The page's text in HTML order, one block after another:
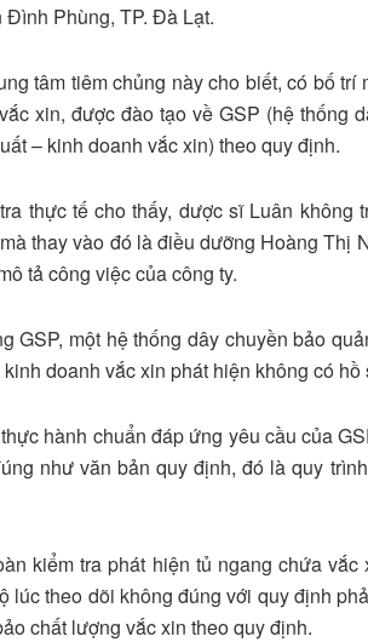
Phùng, TP. Đà Lạt.
tâm tiêm chủng này cho biết, có bố
xin, được đào tạo về GSP (hệ thống
– kinh doanh vắc xin) theo quy định.
thực tế cho thấy, dược sĩ Luân không
thay vào đó là điều dưỡng Hoàng Thị
tả công việc của công ty.
GSP, một hệ thống dây chuyền bảo
doanh vắc xin phát hiện không có
hành chuẩn đáp ứng yêu cầu của
như văn bản quy định, đó là quy
kiểm tra phát hiện tủ ngang chứa
lúc theo dõi không đúng với quy định
chất lượng vắc xin theo quy định.